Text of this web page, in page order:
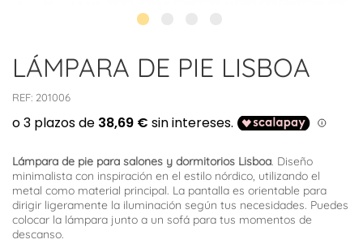
LÁMPARA DE PIE LISBOA
REF: 201006
Lámpara de pie para salones y dormitorios Lisboa. Diseño
minimalista con inspiración en el estilo nórdico, utilizando el
metal como material principal. La pantalla es orientable para
dirigir ligeramente la iluminación según tus necesidades. Puedes
colocar la lámpara junto a un sofá para tus momentos de
descanso.